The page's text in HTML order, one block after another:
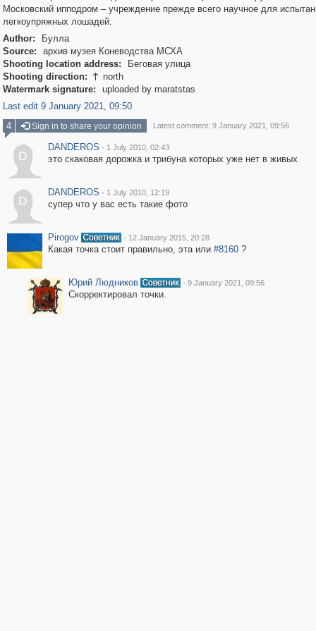
Московский ипподром – учреждение прежде всего научное для
легкоупряжных лошадей.
Author:
Булла
Source:
архив музея Коневодства МСХА
Shooting location address:
Беговая улица
Shooting direction:  north
Watermark signature:
uploaded by maratstas
Last edit 9 January 2021, 09:50
4
Sign in to share your opinion Latest comment: 9 January 2021, 09:56
D
DANDEROS · 1 July 2010, 02:43
это скаковая дорожка и трибуна которых уже нет в живых
D
DANDEROS · 1 July 2010, 12:19
супер что у вас есть такие фото
Pirogov · 12 January 2015, 20:28
Какая точка стоит правильно, эта или #8160?
Юрий Людников · 9 January 2021, 09:56
Скорректировал точки.